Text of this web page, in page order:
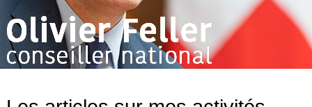
Livre
Liens
externes